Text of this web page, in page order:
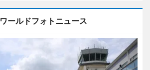
ワールドフォトニュース